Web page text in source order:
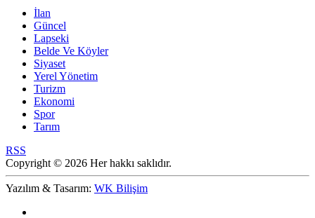
İlan
Güncel
Lapseki
Belde Ve Köyler
Siyaset
Yerel Yönetim
Turizm
Ekonomi
Spor
Tarım
RSS
Copyright © 2026 Her hakkı saklıdır.
Yazılım & Tasarım: WK Bilişim